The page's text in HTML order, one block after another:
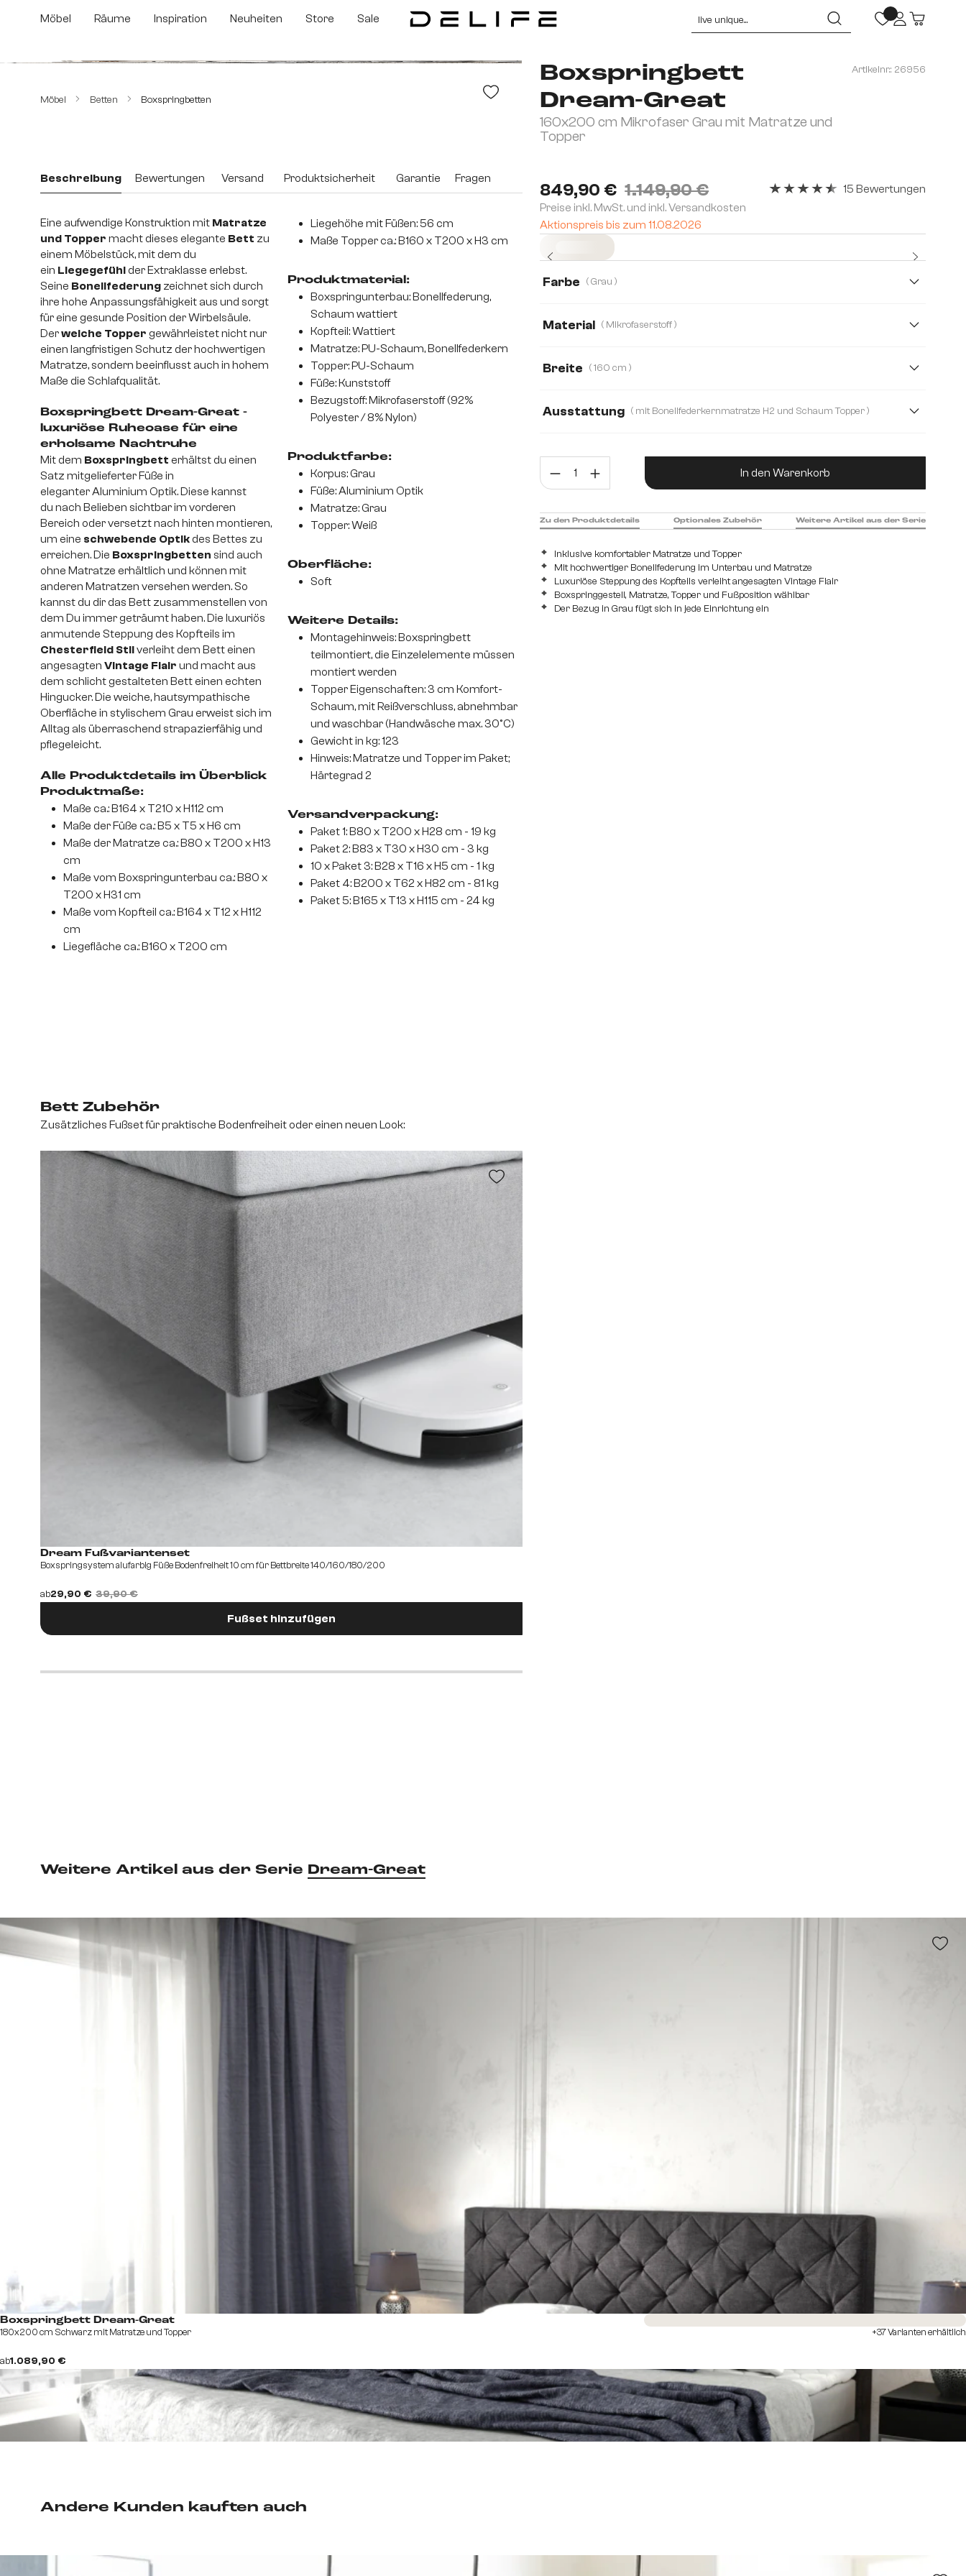
Hauptinhalt springen
Zur Suche springen
Zur Hauptnavigation springen
Möbel Räume Inspiration Neuheiten Store Sale
Möbel Betten Boxspringbetten
Boxspringbett
Dream-Great
160x200 cm Mikrofaser Grau mit Matratze und
Topper
Artikelnr.: 26956
849,90 € 1.149,90 €
Preise inkl. MwSt. und inkl. Versandkosten
Aktionspreis bis zum 11.08.2026
15 Bewertungen
Farbe ( Grau )
Material ( Mikrofaserstoff )
Breite ( 160 cm )
Ausstattung ( mit Bonellfederkernmatratze H2 und Schaum Topper )
mit Taschenfederkernmatratze H2/H3 und Visco Topper
Produkt Anzahl: Gib den gewünschten Wert
In den Warenkorb
Inklusive komfortabler Matratze und Topper
Mit hochwertiger Bonellfederung im Unterbau und Matratze
Luxuriöse Steppung des Kopfteils verleiht angesagten Vintage Flair
Boxspringgestell, Matratze, Topper und Fußposition wählbar
Der Bezug in Grau fügt sich in jede Einrichtung ein
Zu den Produktdetails Optionales Zubehör Weitere Artikel aus der Serie
Beschreibung Bewertungen Versand Produktsicherheit Garantie Fragen
Eine aufwendige Konstruktion mit Matratze
und Topper macht dieses elegante Bett zu
einem Möbelstück, mit dem du
ein Liegegefühl der Extraklasse erlebst.
Seine Bonellfederung zeichnet sich durch
ihre hohe Anpassungsfähigkeit aus und sorgt
für eine gesunde Position der Wirbelsäule.
Derweiche Topper gewährleistet nicht nur
einen langfristigen Schutz der hochwertigen
Matratze, sondern beeinflusst auch in hohem
Maße die Schlafqualität.
Boxspringbett Dream-Great -
luxuriöse Ruheoase für eine
erholsame Nachtruhe
Mit dem Boxspringbett erhältst du einen
Satz mitgelieferter Füße in
eleganter Aluminium Optik. Diese kannst
du nach Belieben sichtbar im vorderen
Bereich oder versetzt nach hinten montieren,
um eine schwebende Optik des Bettes zu
erreichen. Die Boxspringbetten sind auch
ohne Matratze erhältlich und können mit
anderen Matratzen versehen werden. So
kannst du dir das Bett zusammenstellen von
dem Du immer geträumt haben. Die luxuriös
anmutende Steppung des Kopfteils im
Chesterfield Stilverleiht dem Bett einen
angesagten Vintage Flair und macht aus
dem schlicht gestalteten Bett einen echten
Hingucker. Die weiche, hautsympathische
Oberfläche in stylischem Grau erweist sich im
Alltag als überraschend strapazierfähig und
pflegeleicht.
Alle Produktdetails im Überblick
Produktmaße:
Maße ca.: B164 x T210 x H112 cm
Maße der Füße ca.: B5 x T5 x H6 cm
Maße der Matratze ca.: B80 x T200 x H13
cm
Maße vom Boxspringunterbau ca.: B80 x
T200 x H31 cm
Maße vom Kopfteil ca.: B164 x T12 x H112
cm
Liegefläche ca.: B160 x T200 cm
Liegehöhe mit Füßen: 56 cm
Maße Topper ca.: B160 x T200 x H3 cm
Produktmaterial:
Boxspringunterbau: Bonellfederung,
Schaum wattiert
Kopfteil: Wattiert
Matratze: PU-Schaum, Bonellfederkern
Topper: PU-Schaum
Füße: Kunststoff
Bezugstoff: Mikrofaserstoff (92%
Polyester / 8% Nylon)
Produktfarbe:
Korpus: Grau
Füße: Aluminium Optik
Matratze: Grau
Topper: Weiß
Oberfläche:
Soft
Weitere Details:
Montagehinweis: Boxspringbett
teilmontiert, die Einzelelemente müssen
montiert werden
Topper Eigenschaften: 3 cm Komfort-
Schaum, mit Reißverschluss, abnehmbar
und waschbar (Handwäsche max. 30°C)
Gewicht in kg: 123
Hinweis: Matratze und Topper im Paket;
Härtegrad 2
Versandverpackung:
Paket 1: B80 x T200 x H28 cm - 19 kg
Paket 2: B83 x T30 x H30 cm - 3 kg
10 x Paket 3: B28 x T16 x H5 cm - 1 kg
Paket 4: B200 x T62 x H82 cm - 81 kg
Paket 5: B165 x T13 x H115 cm - 24 kg
Bett Zubehör
Zusätzliches Fußset für praktische Bodenfreiheit oder einen neuen Look:
Dream Fußvariantenset
Boxspringsystem alufarbig Füße Bodenfreiheit 10 cm für Bettbreite 140/160/180/200
ab29,90 € 39,90 €
Fußset hinzufügen
Andere Kunden kauften auch
Weitere Artikel aus der Serie Dream-Great
Boxspringbett Dream-Great
180x200 cm Schwarz mit Matratze und Topper
ab1.089,90 €
Sofort versandfertig
+37 Varianten erhältlich